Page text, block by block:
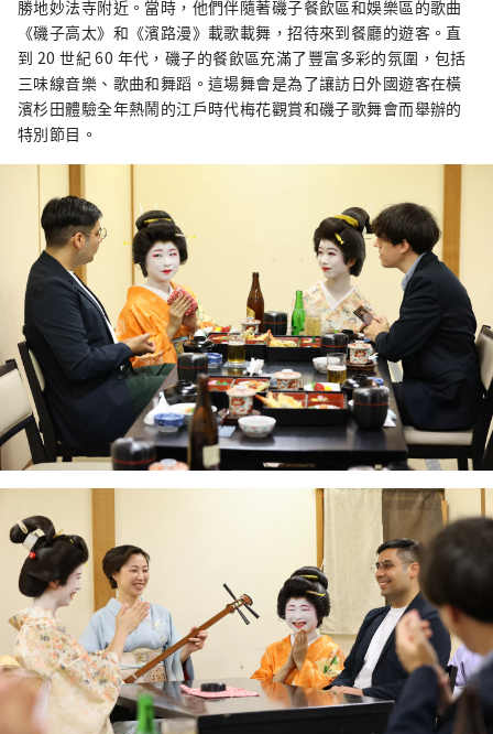
勝地妙法寺附近。當時，他們伴隨著磯子餐飲區和娛樂區的歌曲
《磯子高太》和《濱路漫》載歌載舞，招待來到餐廳的遊客。直
到 20 世紀 60 年代，磯子的餐飲區充滿了豐富多彩的氛圍，包括
三味線音樂、歌曲和舞蹈。這場舞會是為了讓訪日外國遊客在橫
濱杉田體驗全年熱鬧的江戶時代梅花觀賞和磯子歌舞會而舉辦的
特別節目。